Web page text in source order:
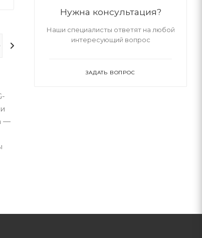
—
Нужна консультация?
Наши специалисты ответят на любой
интересующий вопрос
ЗАДАТЬ ВОПРОС